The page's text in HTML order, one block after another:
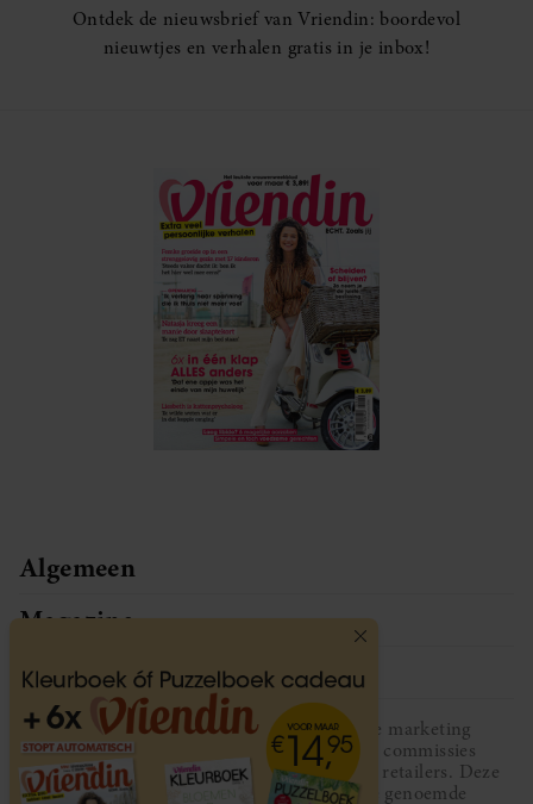
Ontdek de nieuwsbrief van Vriendin: boordevol
nieuwtjes en verhalen gratis in je inbox!
Algemeen
Magazine
Service
Vriendin participeert in diverse affiliate marketing
programma’s, dat houdt in dat Vriendin commissies
ontvangt voor aankopen middels links van retailers. Deze
website wordt niet gesponsord door de genoemde